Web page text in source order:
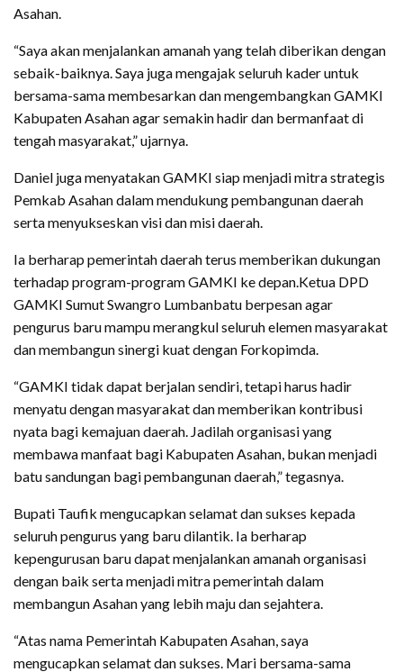
Asahan.
“Saya akan menjalankan amanah yang telah diberikan dengan
sebaik-baiknya. Saya juga mengajak seluruh kader untuk
bersama-sama membesarkan dan mengembangkan GAMKI
Kabupaten Asahan agar semakin hadir dan bermanfaat di
tengah masyarakat,” ujarnya.
Daniel juga menyatakan GAMKI siap menjadi mitra strategis
Pemkab Asahan dalam mendukung pembangunan daerah
serta menyukseskan visi dan misi daerah.
Ia berharap pemerintah daerah terus memberikan dukungan
terhadap program-program GAMKI ke depan.Ketua DPD
GAMKI Sumut Swangro Lumbanbatu berpesan agar
pengurus baru mampu merangkul seluruh elemen masyarakat
dan membangun sinergi kuat dengan Forkopimda.
“GAMKI tidak dapat berjalan sendiri, tetapi harus hadir
menyatu dengan masyarakat dan memberikan kontribusi
nyata bagi kemajuan daerah. Jadilah organisasi yang
membawa manfaat bagi Kabupaten Asahan, bukan menjadi
batu sandungan bagi pembangunan daerah,” tegasnya.
Bupati Taufik mengucapkan selamat dan sukses kepada
seluruh pengurus yang baru dilantik. Ia berharap
kepengurusan baru dapat menjalankan amanah organisasi
dengan baik serta menjadi mitra pemerintah dalam
membangun Asahan yang lebih maju dan sejahtera.
“Atas nama Pemerintah Kabupaten Asahan, saya
mengucapkan selamat dan sukses. Mari bersama-sama